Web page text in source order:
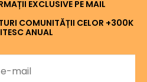
EXCLUSIVE PE MAIL
COMUNITĂȚII CELOR +300K
ANUAL